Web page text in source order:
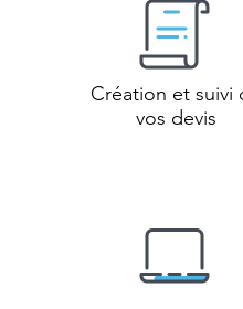
Création et suivi
vos devis